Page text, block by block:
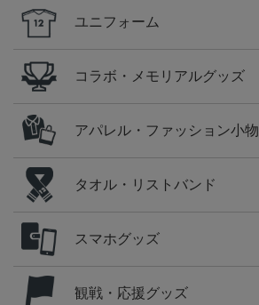
ユニフォーム
コラボ・メモリアルグッズ
アパレル・ファッション小物
タオル・リストバンド
スマホグッズ
観戦・応援グッズ